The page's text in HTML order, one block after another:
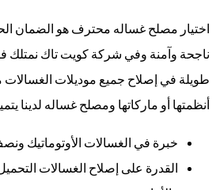
اختيار مصلح غساله محترف هو الضمان
ناجحة وآمنة وفي شركة كويت تاك نمتلك
طويلة في إصلاح جميع موديلات الغسالات
أنظمتها أو ماركاتها ومصلح غساله لدينا يتميز
خبرة في الغسالات الأوتوماتيك ونصف
القدرة على إصلاح الغسالات